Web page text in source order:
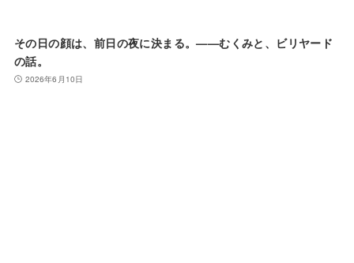
その日の顔は、前日の夜に決まる。——むくみと、ビリヤード
の話。
2026年6月10日